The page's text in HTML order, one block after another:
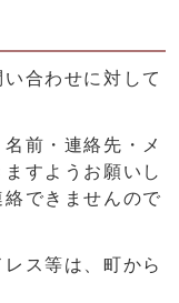
合わせに対して
前・連絡先・メ
すようお願いし
できませんので
ス等は、町から